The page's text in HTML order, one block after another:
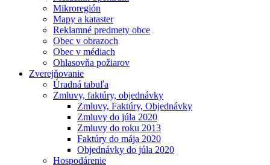
Mikroregión
Mapy a kataster
Reklamné predmety obce
Obec v obrazoch
Obec v médiach
Ohlasovňa požiarov
Zverejňovanie
Úradná tabuľa
Zmluvy, faktúry, objednávky
Zmluvy, Faktúry, Objednávky
Zmluvy do júla 2020
Zmluvy do roku 2013
Faktúry do mája 2020
Objednávky do júla 2020
Hospodárenie